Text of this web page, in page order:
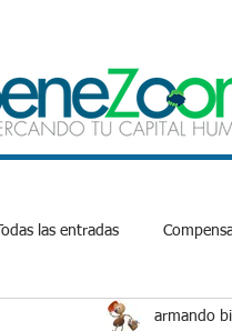
Todas las entradas
Bienestar Emocionalarmando